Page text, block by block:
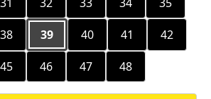
zurzeit nicht verfügbar.)
38 39 40 41 42
45 46 47 48